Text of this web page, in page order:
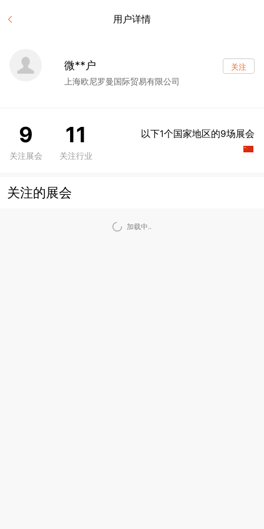
用户详情
微**户
上海欧尼罗曼国际贸易有限公司
关注
9
关注展会
11
关注行业
以下1个国家地区的9场展会
关注的展会
加载中..